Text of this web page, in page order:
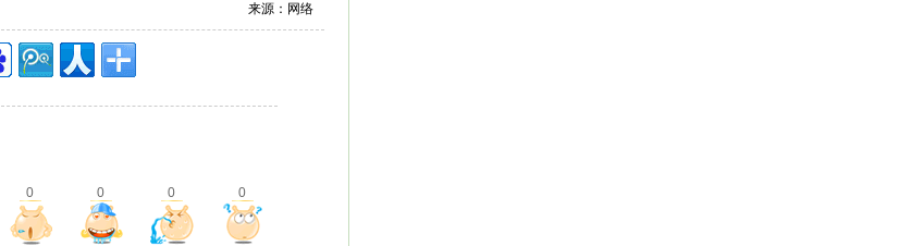
来源：网络
0 0 0 0